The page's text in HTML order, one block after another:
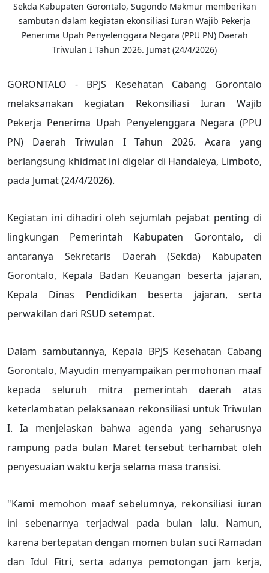
Sekda Kabupaten Gorontalo, Sugondo Makmur memberikan
sambutan dalam kegiatan ekonsiliasi Iuran Wajib Pekerja
Penerima Upah Penyelenggara Negara (PPU PN) Daerah
Triwulan I Tahun 2026. Jumat (24/4/2026)
GORONTALO - BPJS Kesehatan Cabang Gorontalo
melaksanakan kegiatan Rekonsiliasi Iuran Wajib
Pekerja Penerima Upah Penyelenggara Negara (PPU
PN) Daerah Triwulan I Tahun 2026. Acara yang
berlangsung khidmat ini digelar di Handaleya, Limboto,
pada Jumat (24/4/2026).
Kegiatan ini dihadiri oleh sejumlah pejabat penting di
lingkungan Pemerintah Kabupaten Gorontalo, di
antaranya Sekretaris Daerah (Sekda) Kabupaten
Gorontalo, Kepala Badan Keuangan beserta jajaran,
Kepala Dinas Pendidikan beserta jajaran, serta
perwakilan dari RSUD setempat.
Dalam sambutannya, Kepala BPJS Kesehatan Cabang
Gorontalo, Mayudin menyampaikan permohonan maaf
kepada seluruh mitra pemerintah daerah atas
keterlambatan pelaksanaan rekonsiliasi untuk Triwulan
I. Ia menjelaskan bahwa agenda yang seharusnya
rampung pada bulan Maret tersebut terhambat oleh
penyesuaian waktu kerja selama masa transisi.
"Kami memohon maaf sebelumnya, rekonsiliasi iuran
ini sebenarnya terjadwal pada bulan lalu. Namun,
karena bertepatan dengan momen bulan suci Ramadan
dan Idul Fitri, serta adanya pemotongan jam kerja,